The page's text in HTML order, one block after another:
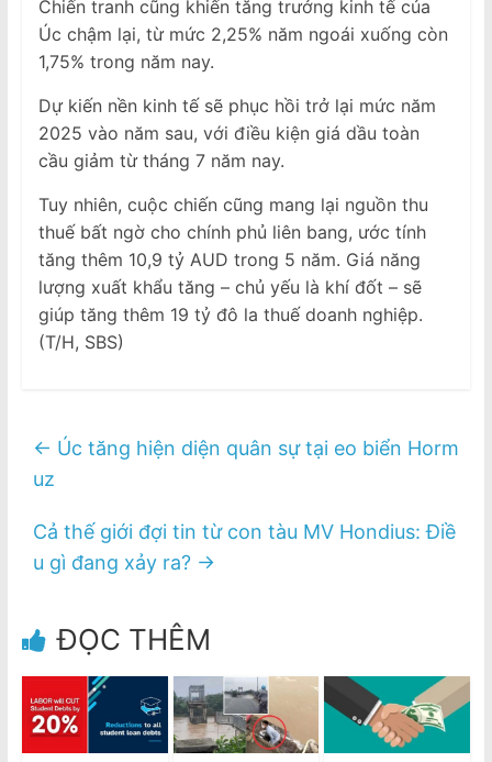
Chiến tranh cũng khiến tăng trưởng kinh tế của
Úc chậm lại, từ mức 2,25% năm ngoái xuống còn
1,75% trong năm nay.
Dự kiến nền kinh tế sẽ phục hồi trở lại mức năm
2025 vào năm sau, với điều kiện giá dầu toàn
cầu giảm từ tháng 7 năm nay.
Tuy nhiên, cuộc chiến cũng mang lại nguồn thu
thuế bất ngờ cho chính phủ liên bang, ước tính
tăng thêm 10,9 tỷ AUD trong 5 năm. Giá năng
lượng xuất khẩu tăng – chủ yếu là khí đốt – sẽ
giúp tăng thêm 19 tỷ đô la thuế doanh nghiệp.
(T/H, SBS)
← Úc tăng hiện diện quân sự tại eo biển Horm
uz
Cả thế giới đợi tin từ con tàu MV Hondius: Điề
u gì đang xảy ra? →
ĐỌC THÊM